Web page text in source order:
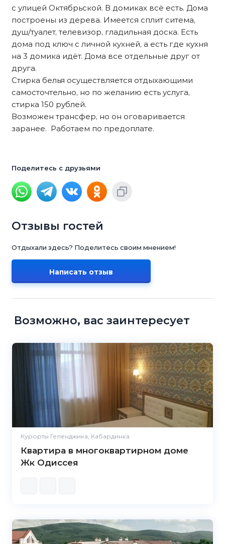
с улицей Октябрьской. В домиках всё есть. Дома
построены из дерева. Имеется сплит ситема,
душ/туалет, телевизор, гладильная доска. Есть
дома под ключ с личной кухней, а есть где кухня
на 3 домика идёт. Дома все отдельные друг от
друга.
Стирка белья осуществляется отдыхающими
самосточтельно, но по желанию есть услуга,
стирка 150 рублей.
Возможен трансфер, но он оговаривается
заранее. Работаем по предоплате.
Поделитесь с друзьями
Отзывы гостей
Отдыхали здесь? Поделитесь своим мнением!
Написать отзыв
Возможно, вас заинтересует
Курорты Геленджика, Кабардинка
Квартира в многоквартирном доме
Жк Одиссея